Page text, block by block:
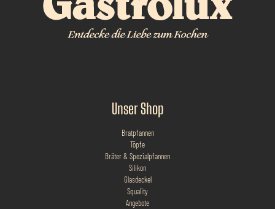
Unser Shop
Bratpfannen
Töpfe
Bräter & Spezialpfannen
Silikon
Glasdeckel
Squality
Angebote